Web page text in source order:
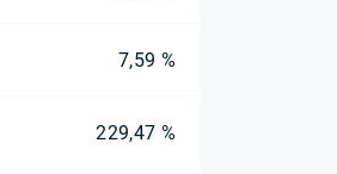
7,59 %
229,47 %